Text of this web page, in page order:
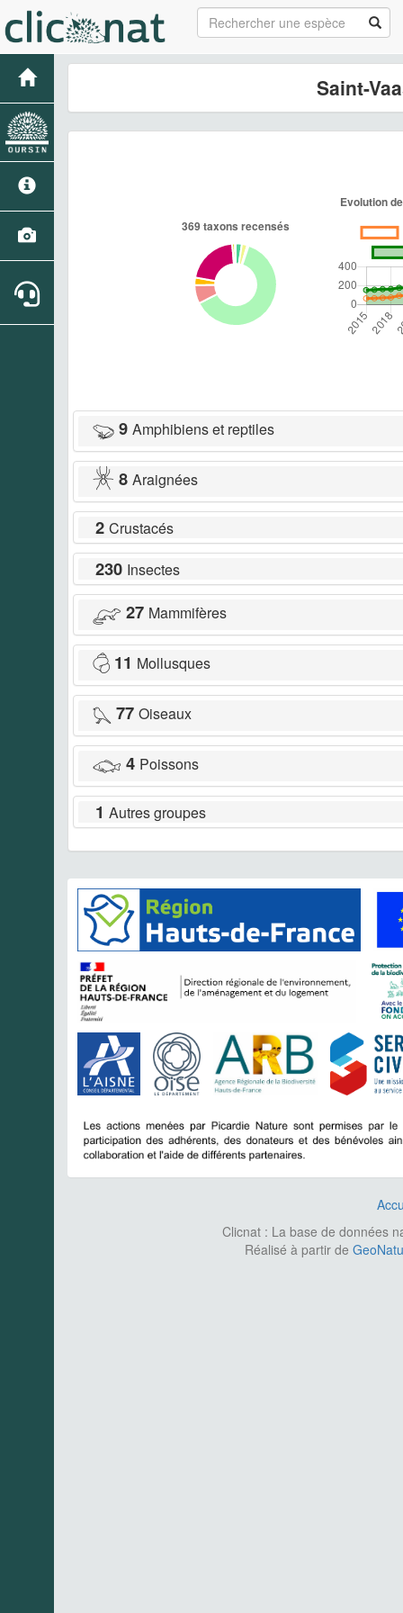
Saint-
9 Amphibiens et reptiles
8 Araignées
2 Crustacés
230 Insectes
27 Mammifères
11 Mollusques
77 Oiseaux
4 Poissons
1 Autres groupes
Clicnat : La base de données
Réalisé à partir de